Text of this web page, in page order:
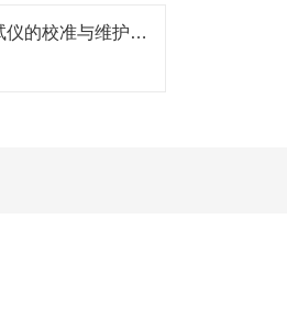
共模抑制比测试仪的校准与维护要点如下